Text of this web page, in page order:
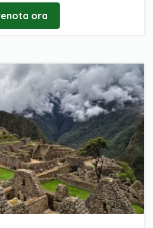
ora